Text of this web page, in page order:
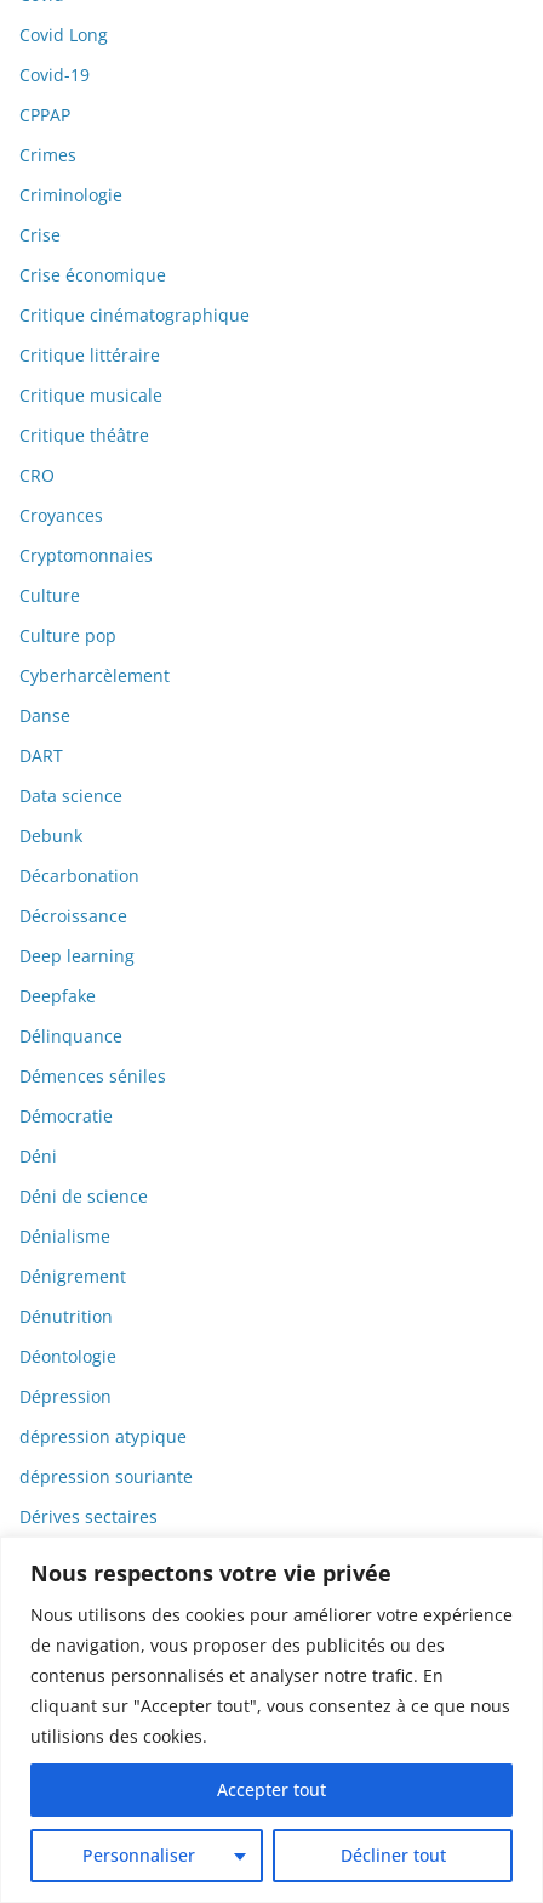
Nous respectons votre vie privée
Nous utilisons des cookies pour améliorer votre expérience
de navigation, vous proposer des publicités ou des
contenus personnalisés et analyser notre trafic. En
cliquant sur "Accepter tout", vous consentez à ce que nous
utilisions des cookies.
Personnaliser Décliner tout
Accepter tout
Covid Long
Covid-19
CPPAP
Crimes
Criminologie
Crise
Crise économique
Critique cinématographique
Critique littéraire
Critique musicale
Critique théâtre
CRO
Croyances
Cryptomonnaies
Culture
Culture pop
Cyberharcèlement
Danse
DART
Data science
Debunk
Décarbonation
Décroissance
Deep learning
Deepfake
Délinquance
Démences séniles
Démocratie
Déni
Déni de science
Dénialisme
Dénigrement
Dénutrition
Déontologie
Dépression
dépression atypique
dépression souriante
Dérives sectaires
Dessin
Dessins animés
Déterminisme
Dette immunitaire
Deux-roues